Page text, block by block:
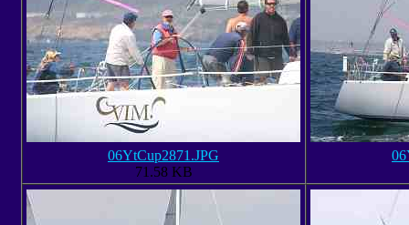
06YtCup2871.JPG
71.58 KB